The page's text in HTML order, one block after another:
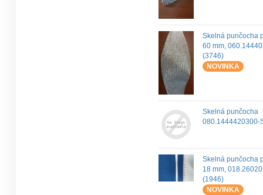
Skelná punčocha
60 mm,
(3746)
NOVINKA
Skelná punčocha
080.1444420300-
Skelná punčocha
18 mm,
(1946)
NOVINKA